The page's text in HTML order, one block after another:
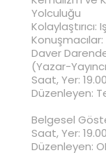
Yolculuğu
Daver
(Yazar-
Saat, Yer:
Düzenleyen:
Belgesel
Saat, Yer:
Düzenleyen: